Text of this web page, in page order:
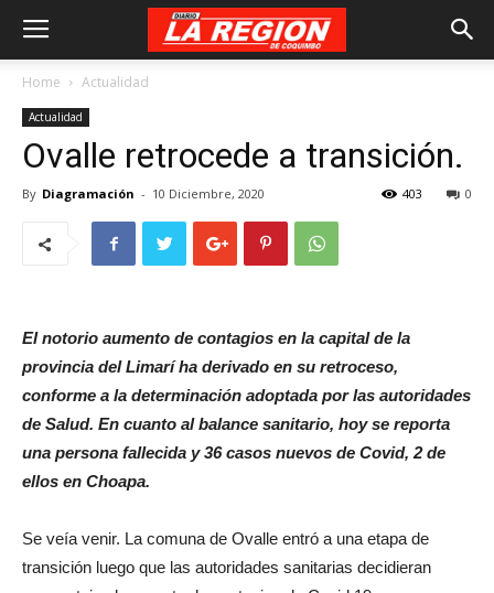
Home Actualidad
Actualidad
Ovalle retrocede a transición.
By Diagramación - 10 Diciembre, 2020 0
403
El notorio aumento de contagios en la capital de la
provincia del Limarí ha derivado en su retroceso,
conforme a la determinación adoptada por las autoridades
de Salud. En cuanto al balance sanitario, hoy se reporta
una persona fallecida y 36 casos nuevos de Covid, 2 de
ellos en Choapa.
Se veía venir. La comuna de Ovalle entró a una etapa de
transición luego que las autoridades sanitarias decidieran